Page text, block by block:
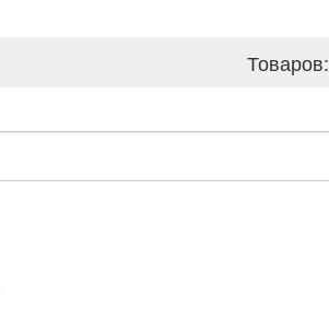
Товаров: